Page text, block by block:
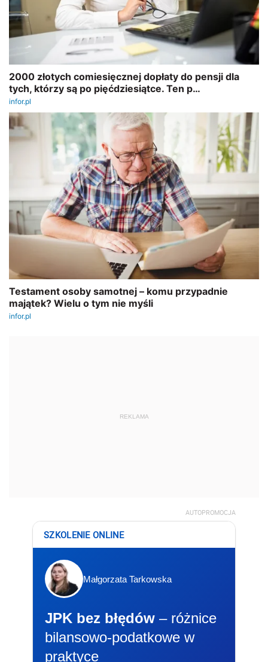
REKLAMA
AUTOPROMOCJA
SZKOLENIE ONLINE
Małgorzata Tarkowska
JPK bez błędów – różnice
bilansowo-podatkowe w
praktyce